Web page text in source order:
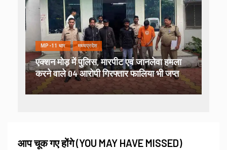
MP-11 धार मध्यप्रदेश
एक्शन मोड़ में पुलिस, मारपीट एवं जानलेवा हमला
करने वाले 04 आरोपी गिरफ्तार फालिया भी जप्त
आप चूक गए होंगे (YOU MAY HAVE MISSED)